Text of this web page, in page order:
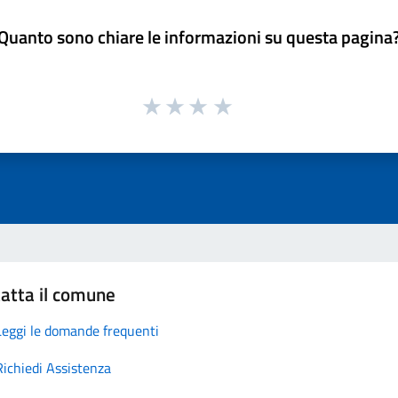
sono chiare le informazioni su questa
il comune
le domande frequenti
Assistenza